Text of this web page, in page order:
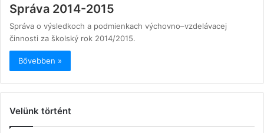
Správa 2014-2015
Správa o výsledkoch a podmienkach výchovno–vzdelávacej
činnosti za školský rok 2014/2015.
Bővebben »
Velünk történt